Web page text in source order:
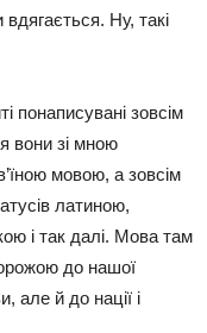
Ну, такі
понаписувані зовсім
вони зі мною
мовою, а зовсім
латиною,
і так далі. Мова там
до нашої
але й до нації і